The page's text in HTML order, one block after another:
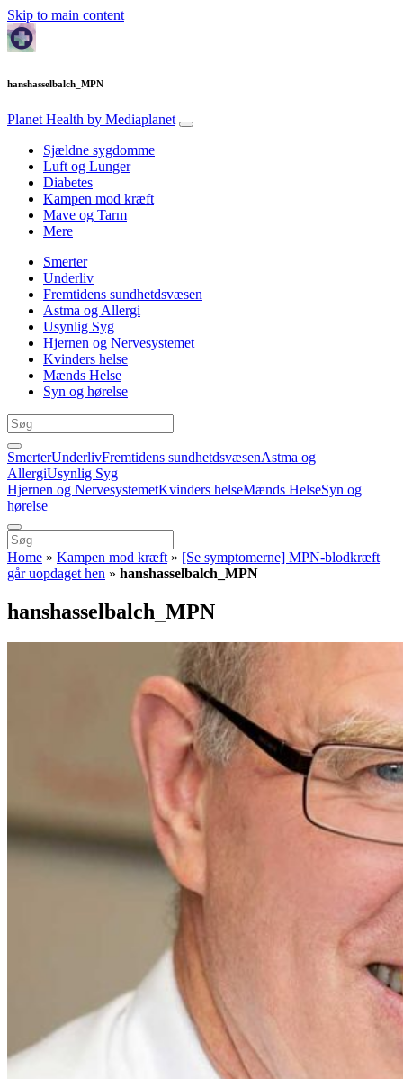
Skip to main content
hanshasselbalch_MPN
Planet Health by Mediaplanet
Sjældne sygdomme
Luft og Lunger
Diabetes
Kampen mod kræft
Mave og Tarm
Mere
Smerter
Underliv
Fremtidens sundhetdsvæsen
Astma og Allergi
Usynlig Syg
Hjernen og Nervesystemet
Kvinders helse
Mænds Helse
Syn og hørelse
SmerterUnderlivFremtidens sundhetdsvæsenAstma og
AllergiUsynlig Syg
Hjernen og NervesystemetKvinders helseMænds HelseSyn og
hørelse
Home » Kampen mod kræft » [Se symptomerne] MPN-blodkræft
går uopdaget hen » hanshasselbalch_MPN
hanshasselbalch_MPN